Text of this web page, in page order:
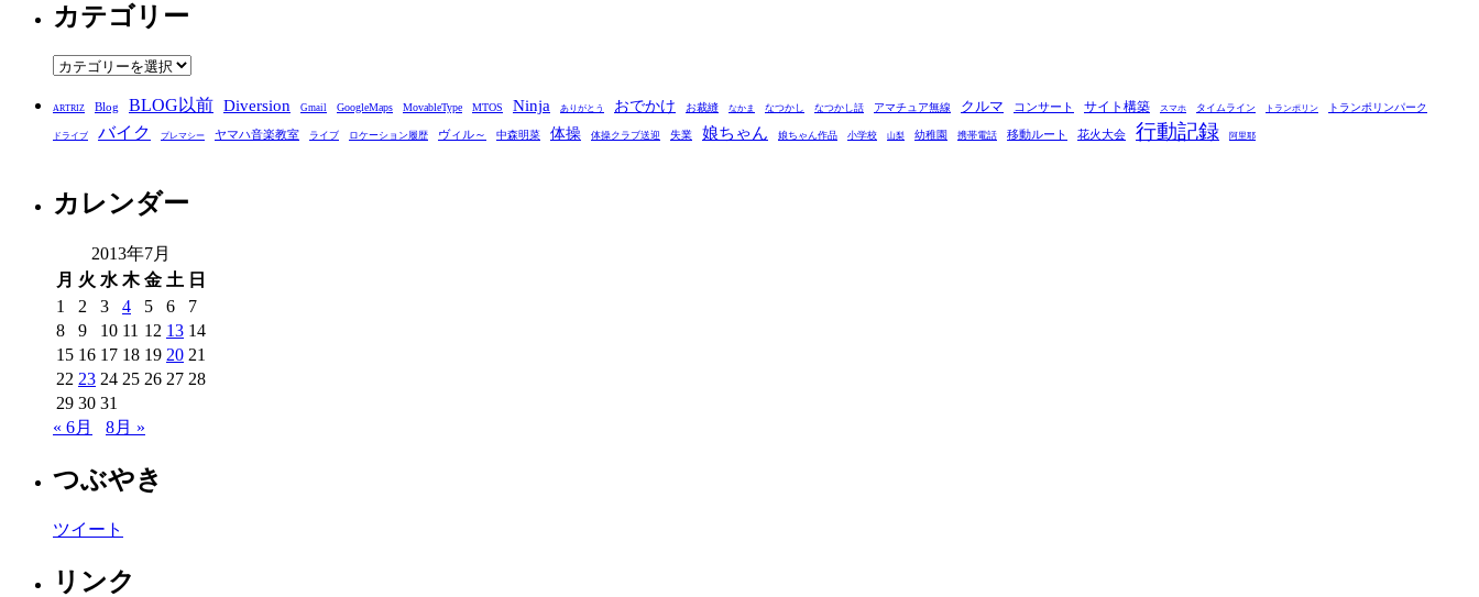
カ
イ
ブ
カテゴリー
カ
ゴ
リ
ARTRIZ Blog BLOG以前 Diversion Gmail GoogleMaps MovableType MTOS Ninja ありがとう おでかけ お裁縫 なかま なつかし なつかし話 アマチュア無線 クルマ コンサート サイト構築 スマホ タイムライン トランポリン トランポリンパーク
ドライブ バイク プレマシー ヤマハ音楽教室 ライブ ロケーション履歴 ヴィル～ 中森明菜 体操 体操クラブ送迎 失業 娘ちゃん 娘ちゃん作品 小学校 山梨 幼稚園 携帯電話 移動ルート 花火大会 行動記録 阿里耶
カレンダー
2013年7月
月 火 水 木 金 土 日
1
2 3 4 5 6
7
8
9 10 11 12 13 14
15 16 17 18 19 20 21
22 23 24 25 26 27 28
29 30 31
« 6月
8月 »
つぶやき
ツイート
リンク